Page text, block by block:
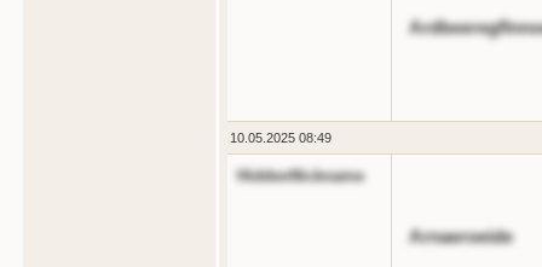
10.05.2025 08:49
HiddenNickname
Arnaeroeide